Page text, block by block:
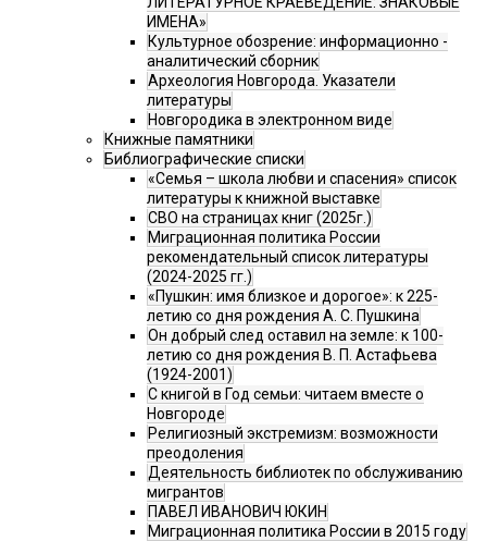
ИМЕНА»
Культурное обозрение: информационно -
аналитический сборник
Археология Новгорода. Указатели
литературы
Новгородика в электронном виде
Книжные памятники
Библиографические списки
«Семья – школа любви и спасения» список
литературы к книжной выставке
СВО на страницах книг (2025г.)
Миграционная политика России
рекомендательный список литературы
(2024-2025 гг.)
«Пушкин: имя близкое и дорогое»: к 225-
летию со дня рождения А. С. Пушкина
Он добрый след оставил на земле: к 100-
летию со дня рождения В. П. Астафьева
(1924-2001)
С книгой в Год семьи: читаем вместе о
Новгороде
Религиозный экстремизм: возможности
преодоления
Деятельность библиотек по обслуживанию
мигрантов
ПАВЕЛ ИВАНОВИЧ ЮКИН
Миграционная политика России в 2015 году